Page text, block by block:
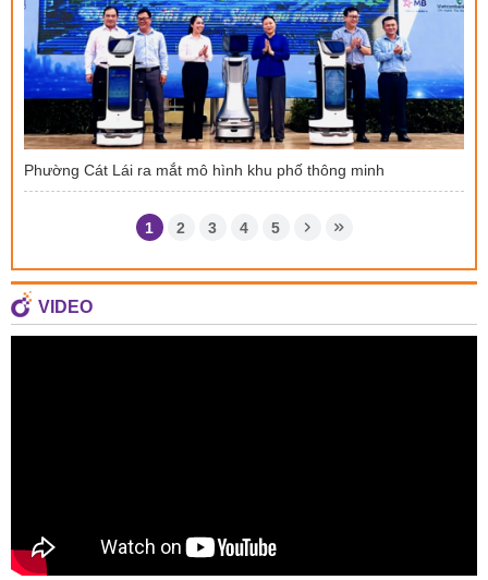
Phường Cát Lái ra mắt mô hình khu phố thông minh
1 2 3 4 5
VIDEO